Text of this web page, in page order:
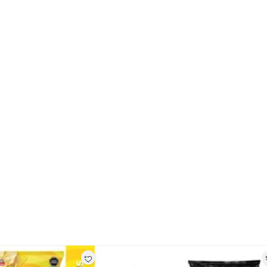
productos para asfalto.
tecnología, línea blanca, colchones, muebles, bicicletas y
alimenticios, vitaminas.
con señales de uso, sin empaques, etiquetas o sellos.